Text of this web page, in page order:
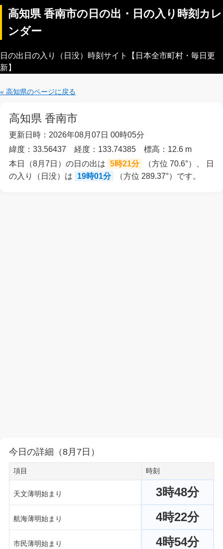
高知県 香南市の日の出・日の入り時刻カレ
ンダー
日の出日の入り（日没）時刻サイト【日本全市町村・毎日更
新】
« 高知県のページに戻る
高知県 香南市
更新日時：2026年08月07日 00時05分
緯度：33.56437 経度：133.74385 標高：12.6 m
本日（8月7日）の日の出は 5時21分
（方位 70.6°）、 日
の入り（日没）は
19時01分 （方位 289.37°）です。
今日の詳細（8月7日）
項目 時刻
天文薄明始まり 3時48分
航海薄明始まり 4時22分
市民薄明始まり 4時54分